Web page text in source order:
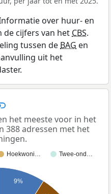
over huur- en
de cijfers van het CBS.
tussen de BAG en
uit het
het meeste voor in het
388 adressen met het
Hoekwoni…
Twee-ond…
9%